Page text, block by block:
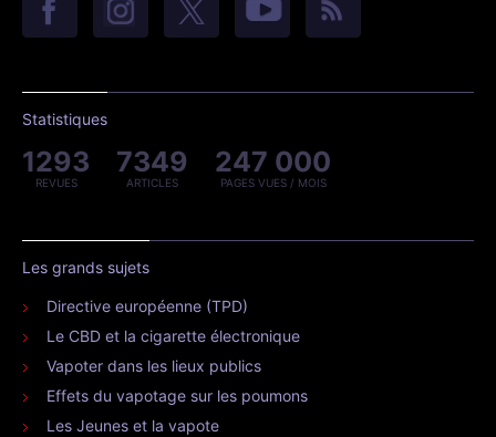
Statistiques
1293
REVUES
7349
ARTICLES
247 000
PAGES VUES / MOIS
Les grands sujets
Directive européenne (TPD)
Le CBD et la cigarette électronique
Vapoter dans les lieux publics
Effets du vapotage sur les poumons
Les Jeunes et la vapote